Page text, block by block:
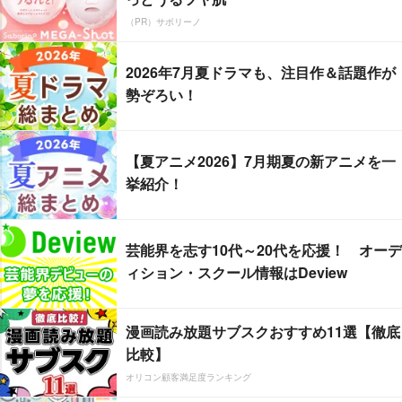
（PR）サボリーノ
2026年7月夏ドラマも、注目作＆話題作が
勢ぞろい！
【夏アニメ2026】7月期夏の新アニメを一
挙紹介！
芸能界を志す10代～20代を応援！ オーデ
ィション・スクール情報はDeview
漫画読み放題サブスクおすすめ11選【徹底
比較】
オリコン顧客満足度ランキング